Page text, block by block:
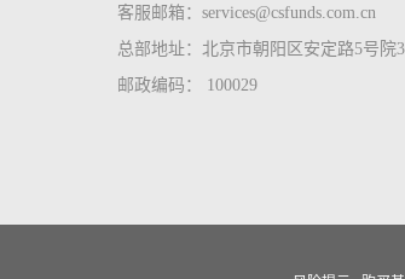
客服邮箱：services@csfunds.com.cn
总部地址：北京市朝阳区安定路5号院
邮政编码： 100029